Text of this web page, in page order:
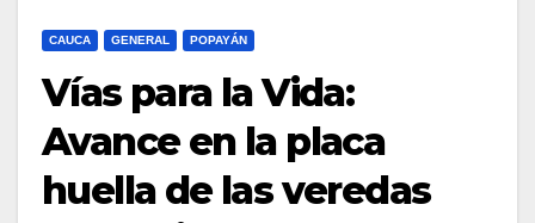
CAUCA GENERAL POPAYÁN
Vías para la Vida:
Avance en la placa
huella de las veredas